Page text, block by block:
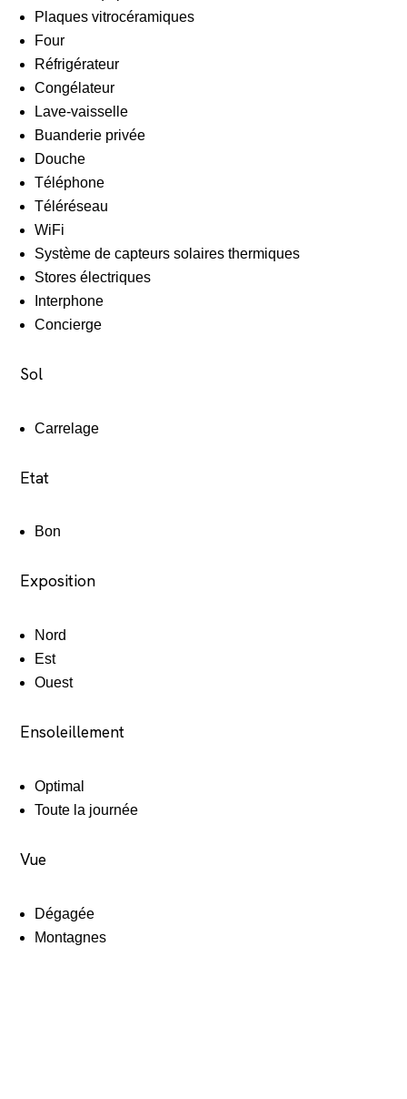
Plaques vitrocéramiques
Four
Réfrigérateur
Congélateur
Lave-vaisselle
Buanderie privée
Douche
Téléphone
Téléréseau
WiFi
Système de capteurs solaires thermiques
Stores électriques
Interphone
Concierge
Sol
Carrelage
Etat
Bon
Exposition
Nord
Est
Ouest
Ensoleillement
Optimal
Toute la journée
Vue
Dégagée
Montagnes